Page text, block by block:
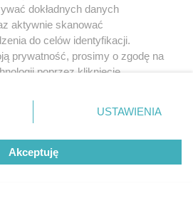
dokładnych danych
aktywnie skanować
do celów identyfikacji.
prywatność, prosimy o zgodę na
poprzez kliknięcie
przycisk ustawień prywatności
dolnym rogu strony
nie wymagają zgody
prawo sprzeciwić się takiemu
będą miały zastosowanie tylko
USTAWIENIA
Akceptuję